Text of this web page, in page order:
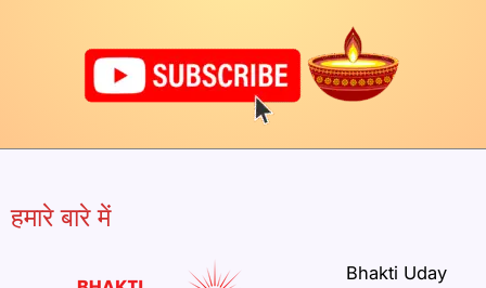
हमारे बारे में
Bhakti Uday